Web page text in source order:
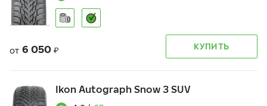
от 6 050 ₽ КУПИТЬ
Ikon Autograph Snow 3 SUV